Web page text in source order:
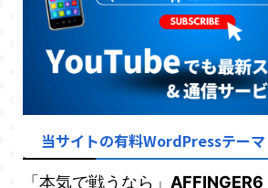
当サイトの有料WordPressテーマ
「本気で戦うなら」 AFFINGER6